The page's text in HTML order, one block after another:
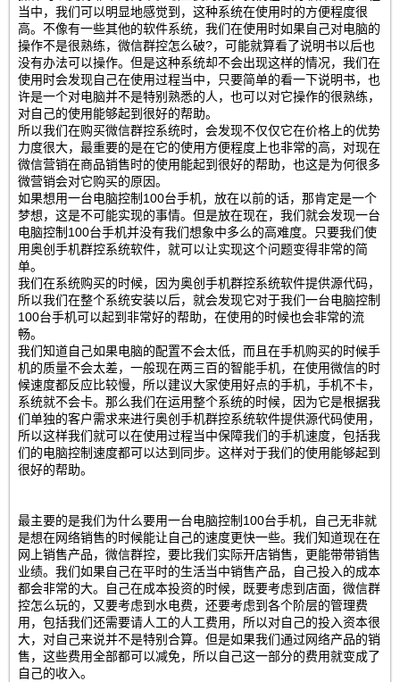
当中，我们可以明显地感觉到，这种系统在使用时的方便程度很
高。不像有一些其他的软件系统，我们在使用时如果自己对电脑的
操作不是很熟练，微信群控怎么破?，可能就算看了说明书以后也
没有办法可以操作。但是这种系统却不会出现这样的情况，我们在
使用时会发现自己在使用过程当中，只要简单的看一下说明书，也
许是一个对电脑并不是特别熟悉的人，也可以对它操作的很熟练，
对自己的使用能够起到很好的帮助。
所以我们在购买微信群控系统时，会发现不仅仅它在价格上的优势
力度很大，最重要的是在它的使用方便程度上也非常的高，对现在
微信营销在商品销售时的使用能起到很好的帮助，也这是为何很多
微营销会对它购买的原因。
如果想用一台电脑控制100台手机，放在以前的话，那肯定是一个
梦想，这是不可能实现的事情。但是放在现在，我们就会发现一台
电脑控制100台手机并没有我们想象中多么的高难度。只要我们使
用奥创手机群控系统软件，就可以让实现这个问题变得非常的简
单。
我们在系统购买的时候，因为奥创手机群控系统软件提供源代码，
所以我们在整个系统安装以后，就会发现它对于我们一台电脑控制
100台手机可以起到非常好的帮助，在使用的时候也会非常的流
畅。
我们知道自己如果电脑的配置不会太低，而且在手机购买的时候手
机的质量不会太差，一般现在两三百的智能手机，在使用微信的时
候速度都反应比较慢，所以建议大家使用好点的手机，手机不卡，
系统就不会卡。那么我们在运用整个系统的时候，因为它是根据我
们单独的客户需求来进行奥创手机群控系统软件提供源代码使用，
所以这样我们就可以在使用过程当中保障我们的手机速度，包括我
们的电脑控制速度都可以达到同步。这样对于我们的使用能够起到
很好的帮助。
最主要的是我们为什么要用一台电脑控制100台手机，自己无非就
是想在网络销售的时候能让自己的速度更快一些。我们知道现在在
网上销售产品，微信群控，要比我们实际开店销售，更能带带销售
业绩。我们如果自己在平时的生活当中销售产品，自己投入的成本
都会非常的大。自己在成本投资的时候，既要考虑到店面，微信群
控怎么玩的，又要考虑到水电费，还要考虑到各个阶层的管理费
用，包括我们还需要请人工的人工费用，所以对自己的投入资本很
大，对自己来说并不是特别合算。但是如果我们通过网络产品的销
售，这些费用全部都可以减免，所以自己这一部分的费用就变成了
自己的收入。